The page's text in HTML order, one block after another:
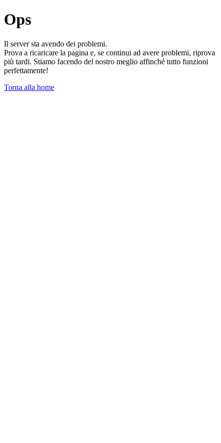
Ops
Il server sta avendo dei problemi.
Prova a ricaricare la pagina e, se continui ad avere problemi, riprova
più tardi. Stiamo facendo del nostro meglio affinché tutto funzioni
perfettamente!
Torna alla home